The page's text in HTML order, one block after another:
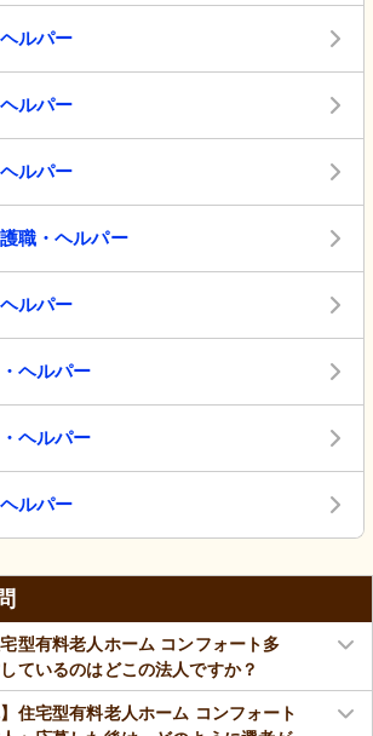
ルパー
ルパー
ルパー
職・ヘルパー
ルパー
ヘルパー
ヘルパー
ルパー
宅型有料老人ホーム コンフォート多
ているのはどこの法人ですか？
】住宅型有料老人ホーム コンフォート